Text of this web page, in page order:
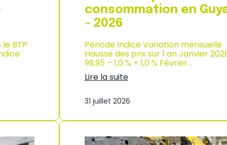
t
r
–
2
0
2
6
o
t
i
o
à
a
o
t
BTP
consommation en
– 2026
Période Indice Variation mensuelle
Hausse des prix sur 1 an Janvier
99,95 – 1,0 % + 1,0 % Février…
Lire la suite
n
i
e
31 juillet 2026